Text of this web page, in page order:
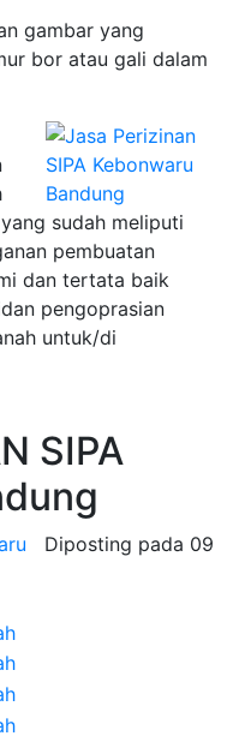
gambar yang
bor atau gali dalam
sudah meliputi
pembuatan
dan tertata baik
pengoprasian
untuk/di
SIPA
Diposting pada 09